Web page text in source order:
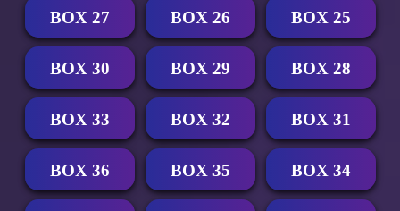
BOX 25
BOX 26
BOX 27
BOX 28
BOX 29
BOX 30
BOX 31
BOX 32
BOX 33
BOX 34
BOX 35
BOX 36